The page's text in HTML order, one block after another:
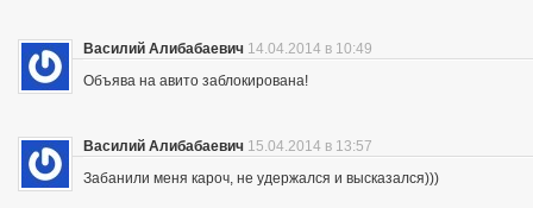
Василий Алибабаевич 14.04.2014 в 10:49
Объява на авито заблокирована!
Василий Алибабаевич 15.04.2014 в 13:57
Забанили меня кароч, не удержался и высказался)))